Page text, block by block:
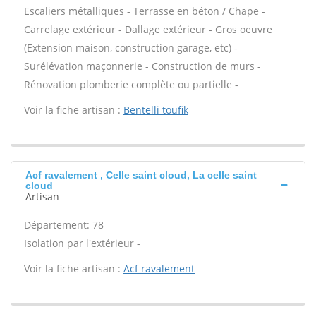
Escaliers métalliques - Terrasse en béton / Chape -
Carrelage extérieur - Dallage extérieur - Gros oeuvre
(Extension maison, construction garage, etc) -
Surélévation maçonnerie - Construction de murs -
Rénovation plomberie complète ou partielle -
Voir la fiche artisan : Bentelli toufik
Acf ravalement , Celle saint cloud, La celle saint
cloud
Artisan
Département: 78
Isolation par l'extérieur -
Voir la fiche artisan : Acf ravalement